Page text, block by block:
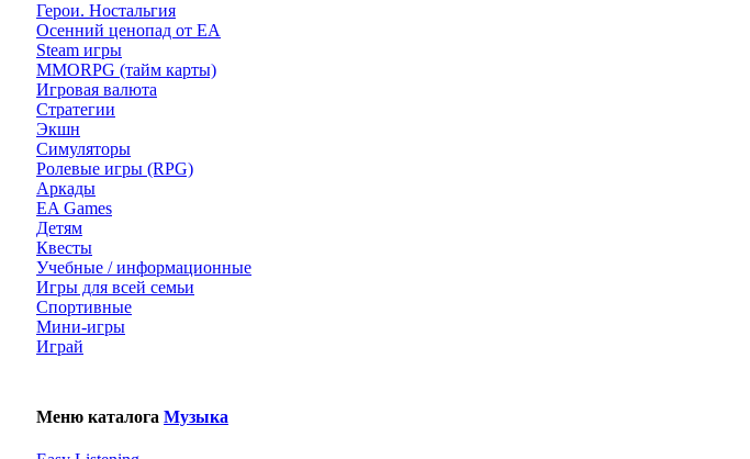
Герои. Ностальгия
Осенний ценопад от EA
Steam игры
MMORPG (тайм карты)
Игровая валюта
Стратегии
Экшн
Симуляторы
Ролевые игры (RPG)
Аркады
EA Games
Детям
Квесты
Учебные / информационные
Игры для всей семьи
Спортивные
Мини-игры
Играй
Меню каталога Музыка